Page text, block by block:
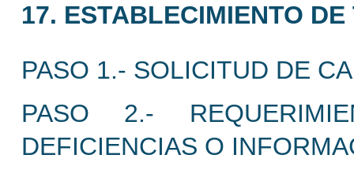
17. ESTABLECIMIENTO
PASO 1.- SOLICITUD DE
PASO 2.-
DEFICIENCIAS O